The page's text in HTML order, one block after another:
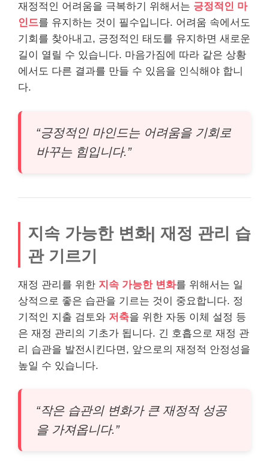
재정적인 어려움을 극복하기 위해서는 긍정적인 마
인드를 유지하는 것이 필수입니다. 어려움 속에서도
기회를 찾아내고, 긍정적인 태도를 유지하면 새로운
길이 열릴 수 있습니다. 마음가짐에 따라 같은 상황
에서도 다른 결과를 만들 수 있음을 인식해야 합니
다.
“긍정적인 마인드는 어려움을 기회로
바꾸는 힘입니다.”
지속 가능한 변화| 재정 관리 습
관 기르기
재정 관리를 위한 지속 가능한 변화를 위해서는 일
상적으로 좋은 습관을 기르는 것이 중요합니다. 정
기적인 지출 검토와 저축을 위한 자동 이체 설정 등
은 재정 관리의 기초가 됩니다. 긴 호흡으로 재정 관
리 습관을 발전시킨다면, 앞으로의 재정적 안정성을
높일 수 있습니다.
“작은 습관의 변화가 큰 재정적 성공
을 가져옵니다.”